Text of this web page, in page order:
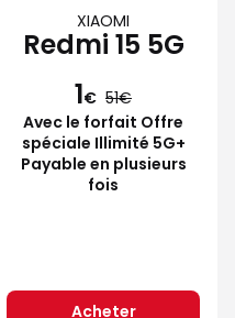
XIAOMI
Redmi 15 5G
1€ 51
Avec le forfait Offre
spéciale Illimité 5G+
Payable en plusieurs
fois
Acheter